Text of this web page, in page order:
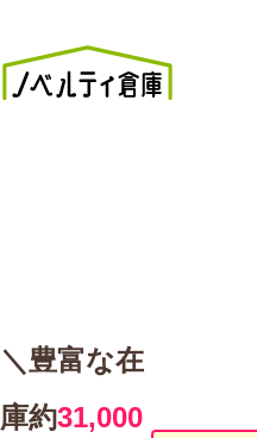
＼豊富な在
庫約31,000